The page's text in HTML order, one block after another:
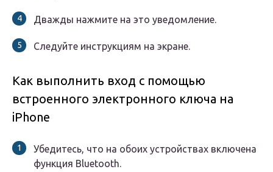
Дважды нажмите на это уведомление.
Следуйте инструкциям на экране.
Как выполнить вход с помощью
встроенного электронного ключа на
iPhone
Убедитесь, что на обоих устройствах включена
функция Bluetooth.